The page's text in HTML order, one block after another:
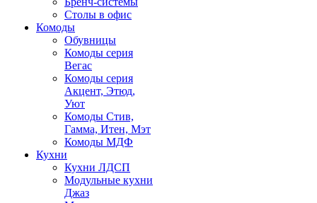
Столы в офис
Комоды
Обувницы
Комоды серия
Вегас
Комоды серия
Акцент, Этюд,
Уют
Комоды Стив,
Гамма, Итен, Мэт
Комоды МДФ
Кухни
Кухни ЛДСП
Модульные кухни
Джаз